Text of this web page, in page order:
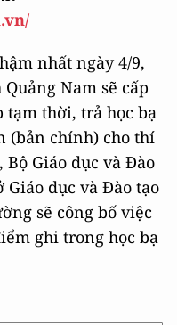
nhất ngày 4/9,
Nam sẽ cấp
thời, trả học bạ
(bản chính) cho thí
Giáo dục và Đào
Giáo dục và Đào tạo
sẽ công bố việc
ghi trong học bạ